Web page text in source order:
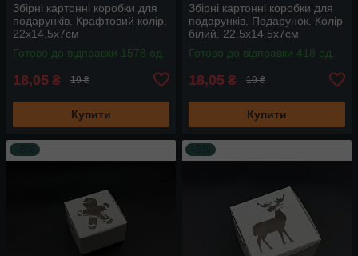
Збірні картонні коробки для
подарунків. Крафтовий колір.
22х14.5х7см
Готово до відправки 1578 од.
18,05 ₴ 19 ₴
Купити
Збірні картонні коробки для
подарунків. Подарунок. Колір
білий. 22.5х14.5х7см
Готово до відправки 418 од.
18,05 ₴ 19 ₴
Купити